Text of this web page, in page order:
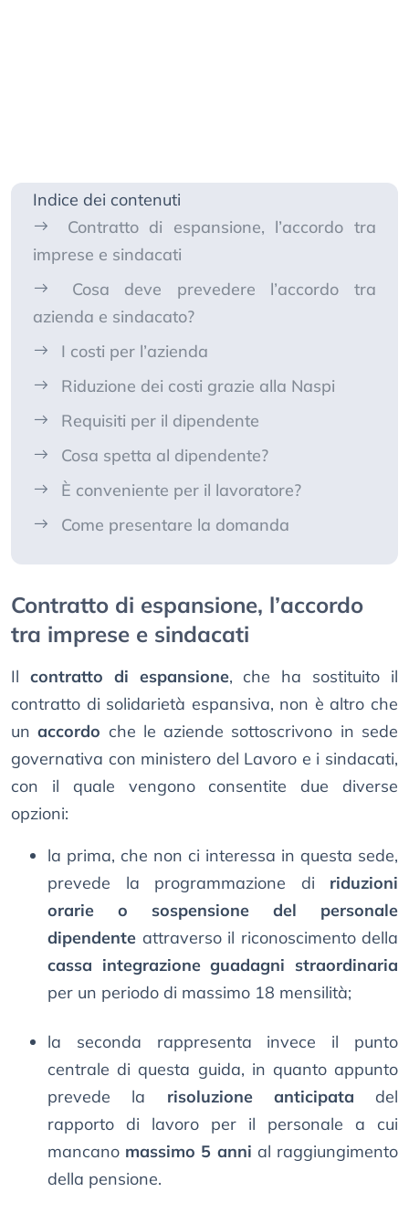
Indice dei contenuti
Contratto di espansione, l’accordo tra
imprese e sindacati
Cosa deve prevedere l’accordo tra
azienda e sindacato?
I costi per l’azienda
Riduzione dei costi grazie alla Naspi
Requisiti per il dipendente
Cosa spetta al dipendente?
È conveniente per il lavoratore?
Come presentare la domanda
Contratto di espansione, l’accordo
tra imprese e sindacati
Il contratto di espansione, che ha sostituito il
contratto di solidarietà espansiva, non è altro che
unaccordo che le aziende sottoscrivono in sede
governativa con ministero del Lavoro e i sindacati,
con il quale vengono consentite due diverse
opzioni:
la prima, che non ci interessa in questa sede,
prevede la programmazione di riduzioni
orarie o sospensione del personale
dipendente attraverso il riconoscimento della
cassa integrazione guadagni straordinaria
per un periodo di massimo 18 mensilità;
la seconda rappresenta invece il punto
centrale di questa guida, in quanto appunto
prevede la risoluzione anticipata del
rapporto di lavoro per il personale a cui
mancano massimo 5 anni al raggiungimento
della pensione.